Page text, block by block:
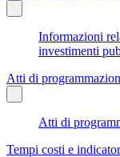
Informazioni
investimenti
Atti di
Atti di
Tempi costi e